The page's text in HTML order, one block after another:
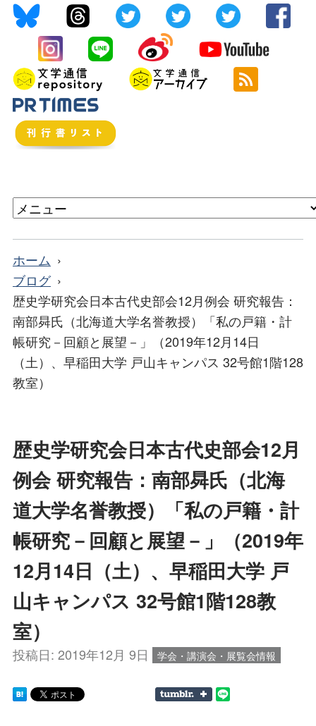
ホーム
ブログ
歴史学研究会日本古代史部会12月例会 研究報告：
南部曻氏（北海道大学名誉教授）「私の戸籍・計
帳研究－回顧と展望－」（2019年12月14日
（土）、早稲田大学 戸山キャンパス 32号館1階128
教室）
歴史学研究会日本古代史部会12月
例会 研究報告：南部曻氏（北海
道大学名誉教授）「私の戸籍・計
帳研究－回顧と展望－」（2019年
12月14日（土）、早稲田大学 戸
山キャンパス 32号館1階128教
室）
投稿日: 2019年12月 9日 学会・講演会・展覧会情報